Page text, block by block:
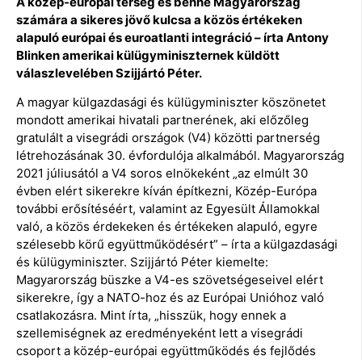
számára a sikeres jövő kulcsa a közös értékeken
alapuló európai és euroatlanti integráció – írta Antony
Blinken amerikai külügyminiszternek küldött
válaszlevelében Szijjártó Péter.
A magyar külgazdasági és külügyminiszter köszönetet
mondott amerikai hivatali partnerének, aki előzőleg
gratulált a visegrádi országok (V4) közötti partnerség
létrehozásának 30. évfordulója alkalmából. Magyarország
2021 júliusától a V4 soros elnökeként „az elmúlt 30
évben elért sikerekre kíván építkezni, Közép-Európa
további erősítéséért, valamint az Egyesült Államokkal
való, a közös érdekeken és értékeken alapuló, egyre
szélesebb körű együttműködésért” – írta a külgazdasági
és külügyminiszter. Szijjártó Péter kiemelte:
Magyarország büszke a V4-es szövetségeseivel elért
sikerekre, így a NATO-hoz és az Európai Unióhoz való
csatlakozásra. Mint írta, „hisszük, hogy ennek a
szellemiségnek az eredményeként lett a visegrádi
csoport a közép-európai együttműködés és fejlődés